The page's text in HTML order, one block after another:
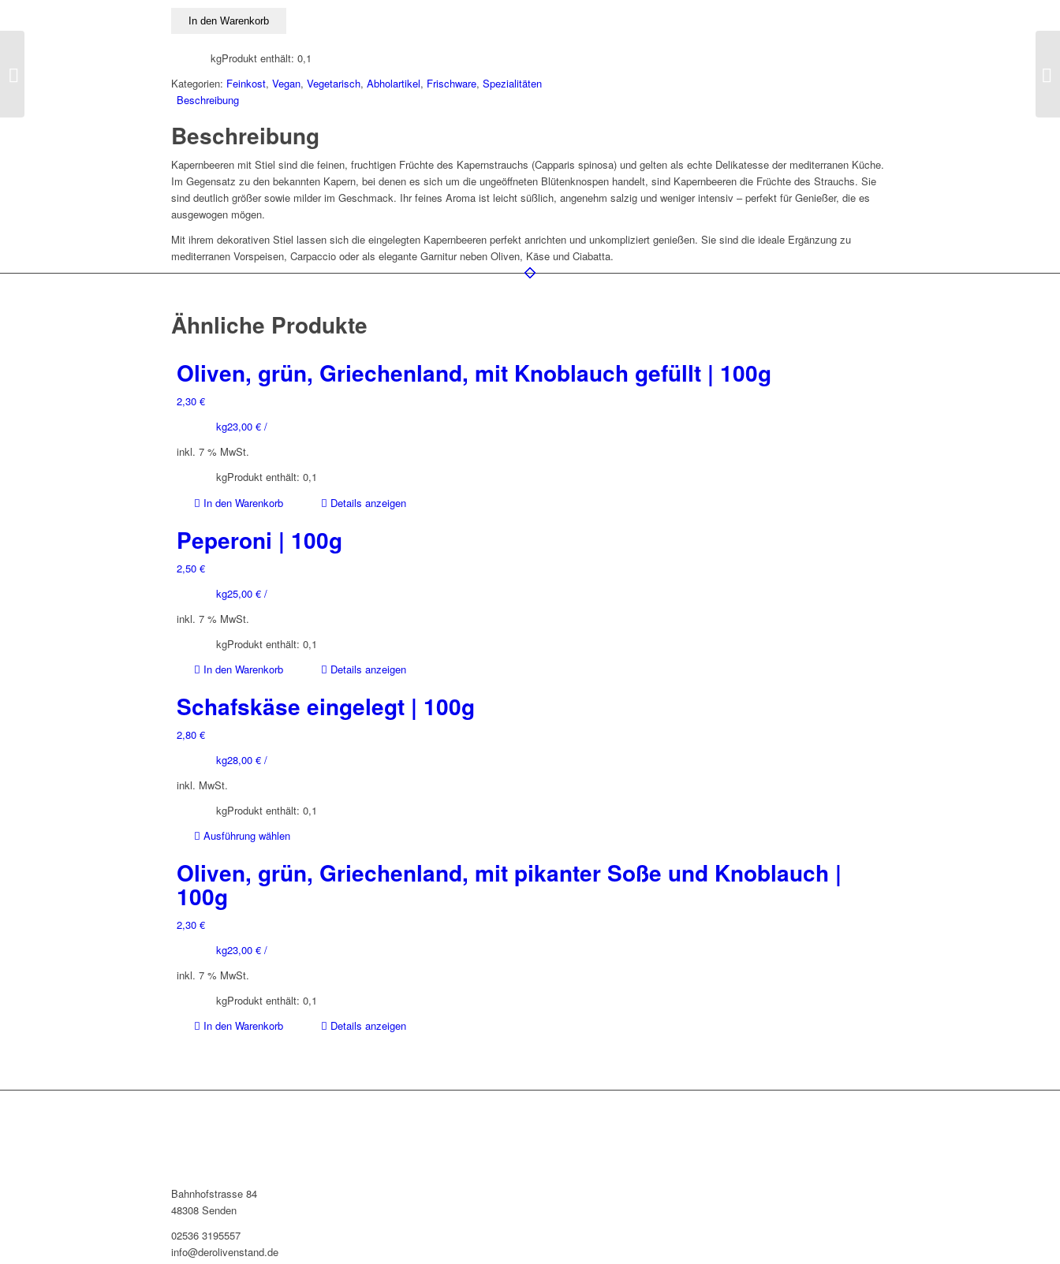
MengeIn den Warenkorb
Produkt enthält: 0,1
kg
Kategorien: Feinkost, Vegan, Vegetarisch, Abholartikel, Frischware, Spezialitäten
Beschreibung
Beschreibung
Kapernbeeren mit Stiel sind die feinen, fruchtigen Früchte des Kapernstrauchs (Capparis spinosa) und gelten als echte Delikatesse der mediterranen Küche.
Im Gegensatz zu den bekannten Kapern, bei denen es sich um die ungeöffneten Blütenknospen handelt, sind Kapernbeeren die Früchte des Strauchs. Sie
sind deutlich größer sowie milder im Geschmack. Ihr feines Aroma ist leicht süßlich, angenehm salzig und weniger intensiv – perfekt für Genießer, die es
ausgewogen mögen.
Mit ihrem dekorativen Stiel lassen sich die eingelegten Kapernbeeren perfekt anrichten und unkompliziert genießen. Sie sind die ideale Ergänzung zu
mediterranen Vorspeisen, Carpaccio oder als elegante Garnitur neben Oliven, Käse und Ciabatta.
Ähnliche Produkte
Oliven, grün, Griechenland, mit Knoblauch gefüllt | 100g
2,30 €
23,00 € /
kg
inkl. 7 % MwSt.
Produkt enthält: 0,1
kg
In den Warenkorb
Details anzeigen
Peperoni | 100g
2,50 €
25,00 € /
kg
inkl. 7 % MwSt.
Produkt enthält: 0,1
kg
In den Warenkorb
Details anzeigen
Schafskäse eingelegt | 100g
2,80 €
28,00 € /
kg
inkl. MwSt.
Produkt enthält: 0,1
kg
Ausführung wählen
weist
mehrere
der
gewählt
Oliven, grün, Griechenland, mit pikanter Soße und Knoblauch |
100g
2,30 €
23,00 € /
kg
inkl. 7 % MwSt.
Produkt enthält: 0,1
kg
In den Warenkorb
Details anzeigen
Bahnhofstrasse 84
48308 Senden
02536 3195557
info@derolivenstand.de